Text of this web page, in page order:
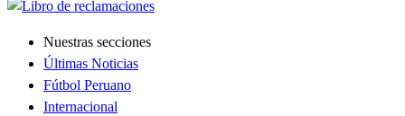
Nuestras secciones
Últimas Noticias
Fútbol Peruano
Internacional